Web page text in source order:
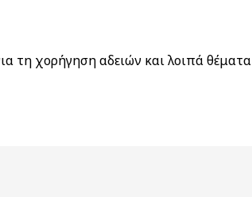
τη χορήγηση αδειών και λοιπά θέματα